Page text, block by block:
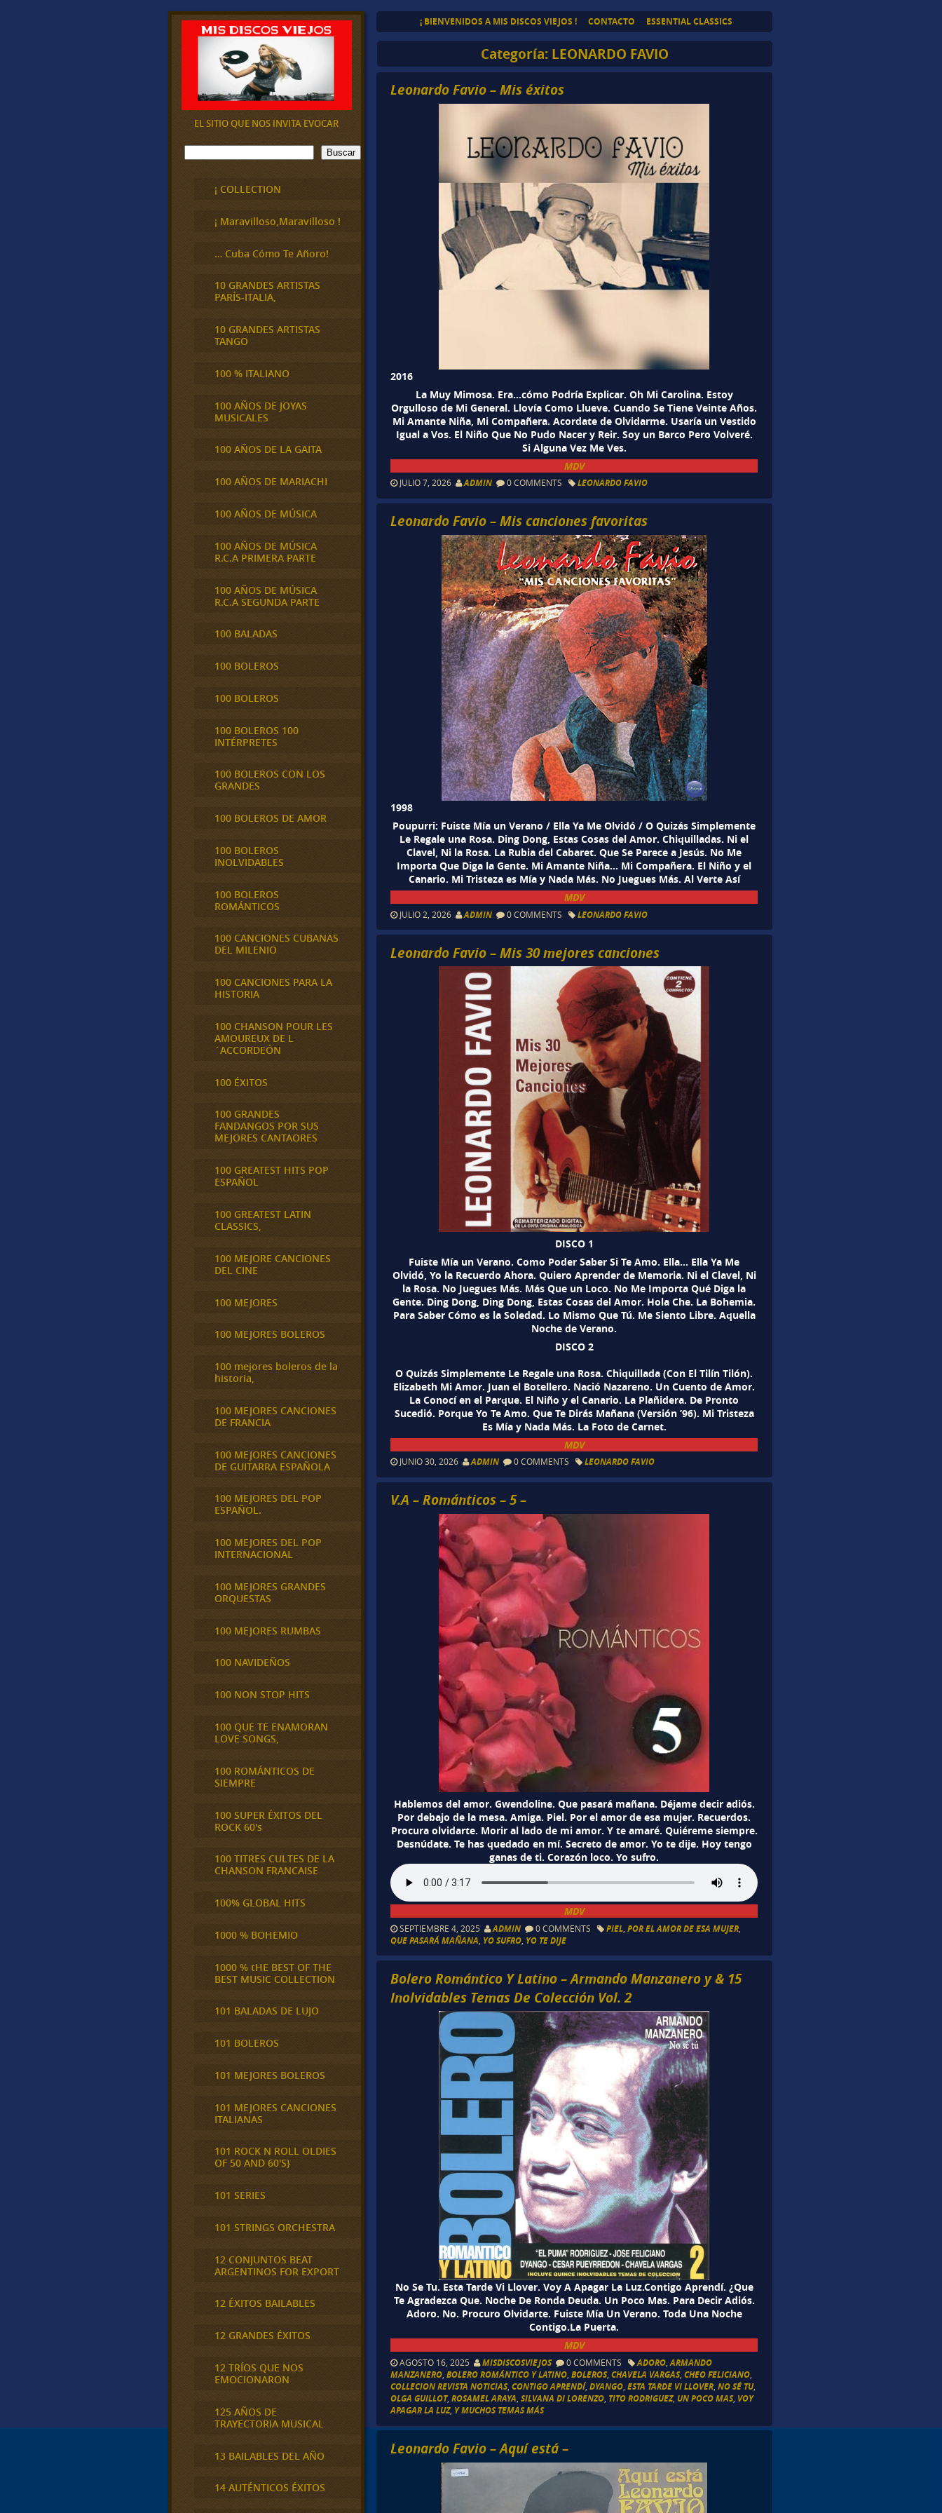
¡ BIENVENIDOS A MIS DISCOS VIEJOS ! CONTACTO ESSENTIAL CLASSICS
Categoría: LEONARDO FAVIO
Leonardo Favio – Mis éxitos
2016
La Muy Mimosa. Era…cómo Podría Explicar. Oh Mi Carolina. Estoy
Orgulloso de Mi General. Llovía Como Llueve. Cuando Se Tiene Veinte Años.
Mi Amante Niña, Mi Compañera. Acordate de Olvidarme. Usaría un Vestido
Igual a Vos. El Niño Que No Pudo Nacer y Reir. Soy un Barco Pero Volveré.
Si Alguna Vez Me Ves.
MDV
JULIO 7, 2026 ADMIN 0 COMMENTS LEONARDO FAVIO
Leonardo Favio – Mis canciones favoritas
1998
Poupurri: Fuiste Mía un Verano / Ella Ya Me Olvidó / O Quizás Simplemente
Le Regale una Rosa. Ding Dong, Estas Cosas del Amor. Chiquilladas. Ni el
Clavel, Ni la Rosa. La Rubia del Cabaret. Que Se Parece a Jesús. No Me
Importa Que Diga la Gente. Mi Amante Niña… Mi Compañera. El Niño y el
Canario. Mi Tristeza es Mía y Nada Más. No Juegues Más. Al Verte Así
MDV
JULIO 2, 2026 ADMIN 0 COMMENTS LEONARDO FAVIO
Leonardo Favio – Mis 30 mejores canciones
DISCO 1
Fuiste Mía un Verano. Como Poder Saber Si Te Amo. Ella… Ella Ya Me
Olvidó, Yo la Recuerdo Ahora. Quiero Aprender de Memoria. Ni el Clavel, Ni
la Rosa. No Juegues Más. Más Que un Loco. No Me Importa Qué Diga la
Gente. Ding Dong, Ding Dong, Estas Cosas del Amor. Hola Che. La Bohemia.
Para Saber Cómo es la Soledad. Lo Mismo Que Tú. Me Siento Libre. Aquella
Noche de Verano.
DISCO 2
O Quizás Simplemente Le Regale una Rosa. Chiquillada (Con El Tilín Tilón).
Elizabeth Mi Amor. Juan el Botellero. Nació Nazareno. Un Cuento de Amor.
La Conocí en el Parque. El Niño y el Canario. La Plañidera. De Pronto
Sucedió. Porque Yo Te Amo. Que Te Dirás Mañana (Versión ’96). Mi Tristeza
Es Mía y Nada Más. La Foto de Carnet.
MDV
JUNIO 30, 2026 ADMIN 0 COMMENTS LEONARDO FAVIO
V.A – Románticos – 5 –
Hablemos del amor. Gwendoline. Que pasará mañana. Déjame decir adiós.
Por debajo de la mesa. Amiga. Piel. Por el amor de esa mujer. Recuerdos.
Procura olvidarte. Morir al lado de mi amor. Y te amaré. Quiéreme siempre.
Desnúdate. Te has quedado en mí. Secreto de amor. Yo te dije. Hoy tengo
ganas de ti. Corazón loco. Yo sufro.
MDV
SEPTIEMBRE 4, 2025 ADMIN 0 COMMENTS PIEL ,POR EL AMOR DE ESA MUJER
QUE PASARÁ MAÑANA YO SUFRO YO TE DIJE
Bolero Romántico Y Latino – Armando Manzanero y & 15
Inolvidables Temas De Colección Vol. 2
No Se Tu. Esta Tarde Vi Llover. Voy A Apagar La Luz.Contigo Aprendí. ¿Que
Te Agradezca Que. Noche De Ronda Deuda. Un Poco Mas. Para Decir Adiós.
Adoro. No. Procuro Olvidarte. Fuiste Mía Un Verano. Toda Una Noche
Contigo.La Puerta.
MDV
AGOSTO 16, 2025 MISDISCOSVIEJOS 0 COMMENTS ADORO ,ARMANDO
MANZANERO ,BOLERO ROMÁNTICO Y LATINO ,BOLEROS,CHAVELA VARGAS,CHEO FELICIANO
COLLECION REVISTA NOTICIAS,CONTIGO APRENDÍ,DYANGO ,ESTA TARDE VI LLOVER ,NO SÉ TU,
OLGA GUILLOT,ROSAMEL ARAYA ,SILVANA DI LORENZO TITO RODRIGUEZ, UN POCO MAS, VOY
APAGAR LA LUZ, Y MUCHOS TEMAS MÁS
Leonardo Favio – Aquí está –
EL SITIO QUE NOS INVITA EVOCAR
B
u
Buscar
¡ COLLECTION
¡ Maravilloso,Maravilloso !
… Cuba Cómo Te Añoro!
10 GRANDES ARTISTAS
PARÍS-ITALIA,
10 GRANDES ARTISTAS
TANGO
100 % ITALIANO
100 AÑOS DE JOYAS
MUSICALES
100 AÑOS DE LA GAITA
100 AÑOS DE MARIACHI
100 AÑOS DE MÚSICA
100 AÑOS DE MÚSICA
R.C.A PRIMERA PARTE
100 AÑOS DE MÚSICA
R.C.A SEGUNDA PARTE
100 BALADAS
100 BOLEROS
100 BOLEROS
100 BOLEROS 100
INTÉRPRETES
100 BOLEROS CON LOS
GRANDES
100 BOLEROS DE AMOR
100 BOLEROS
INOLVIDABLES
100 BOLEROS
ROMÁNTICOS
100 CANCIONES CUBANAS
DEL MILENIO
100 CANCIONES PARA LA
HISTORIA
100 CHANSON POUR LES
AMOUREUX DE L
´ACCORDEÓN
100 ÉXITOS
100 GRANDES
FANDANGOS POR SUS
MEJORES CANTAORES
100 GREATEST HITS POP
ESPAÑOL
100 GREATEST LATIN
CLASSICS,
100 MEJORE CANCIONES
DEL CINE
100 MEJORES
100 MEJORES BOLEROS
100 mejores boleros de la
historia,
100 MEJORES CANCIONES
DE FRANCIA
100 MEJORES CANCIONES
DE GUITARRA ESPAÑOLA
100 MEJORES DEL POP
ESPAÑOL.
100 MEJORES DEL POP
INTERNACIONAL
100 MEJORES GRANDES
ORQUESTAS
100 MEJORES RUMBAS
100 NAVIDEÑOS
100 NON STOP HITS
100 QUE TE ENAMORAN
LOVE SONGS,
100 ROMÁNTICOS DE
SIEMPRE
100 SUPER ÉXITOS DEL
ROCK 60's
100 TITRES CULTES DE LA
CHANSON FRANCAISE
100% GLOBAL HITS
1000 % BOHEMIO
1000 % tHE BEST OF THE
BEST MUSIC COLLECTION
101 BALADAS DE LUJO
101 BOLEROS
101 MEJORES BOLEROS
101 MEJORES CANCIONES
ITALIANAS
101 ROCK N ROLL OLDIES
OF 50 AND 60'S}
101 SERIES
101 STRINGS ORCHESTRA
12 CONJUNTOS BEAT
ARGENTINOS FOR EXPORT
12 ÉXITOS BAILABLES
12 GRANDES ÉXITOS
12 TRÍOS QUE NOS
EMOCIONARON
125 AÑOS DE
TRAYECTORIA MUSICAL
13 BAILABLES DEL AÑO
14 AUTÉNTICOS ÉXITOS